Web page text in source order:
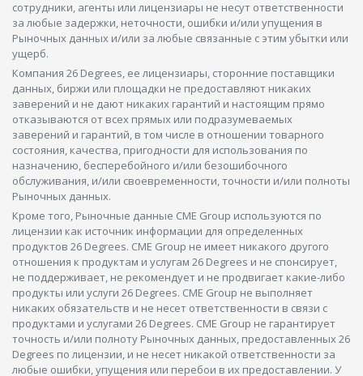
сотрудники, агенты или лицензиары не несут ответственности
за любые задержки, неточности, ошибки и/или упущения в
Рыночных данных и/или за любые связанные с этим убытки или
ущерб.
Компания 26 Degrees, ее лицензиары, сторонние поставщики
данных, биржи или площадки не предоставляют никаких
заверений и не дают никаких гарантий и настоящим прямо
отказываются от всех прямых или подразумеваемых
заверений и гарантий, в том числе в отношении товарного
состояния, качества, пригодности для использования по
назначению, бесперебойного и/или безошибочного
обслуживания, и/или своевременности, точности и/или полноты
Рыночных данных.
Кроме того, Рыночные данные CME Group используются по
лицензии как источник информации для определенных
продуктов 26 Degrees. CME Group не имеет никакого другого
отношения к продуктам и услугам 26 Degrees и не спонсирует,
не поддерживает, не рекомендует и не продвигает какие-либо
продукты или услуги 26 Degrees. CME Group не выполняет
никаких обязательств и не несет ответственности в связи с
продуктами и услугами 26 Degrees. CME Group не гарантирует
точность и/или полноту Рыночных данных, предоставленных 26
Degrees по лицензии, и не несет никакой ответственности за
любые ошибки, упущения или перебои в их предоставлении. У